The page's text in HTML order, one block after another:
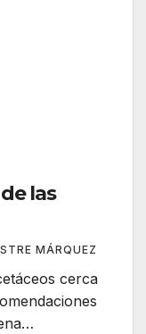
las
MÁRQUEZ
cerca